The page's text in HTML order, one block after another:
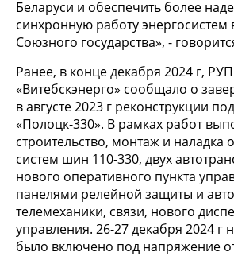
Беларуси и обеспечить более
синхронную работу энергосистем
Союзного государства», -
Ранее, в конце декабря 2024 г, РУП
«Витебскэнерго» сообщало о
в августе 2023 г реконструкции
«Полоцк-330». В рамках работ
строительство, монтаж и наладка
систем шин 110-330, двух
нового оперативного пункта
панелями релейной защиты и
телемеханики, связи, нового
управления. 26-27 декабря 2024 г
было включено под напряжение